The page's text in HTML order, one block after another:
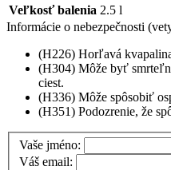
Veľkosť balenia 2.5 l
Informácie o nebezpečnosti
(H226) Horľavá
(H304) Môže byť
ciest.
(H336) Môže spôsobiť
(H351) Podozrenie, že
Vaše jméno:
Váš email: